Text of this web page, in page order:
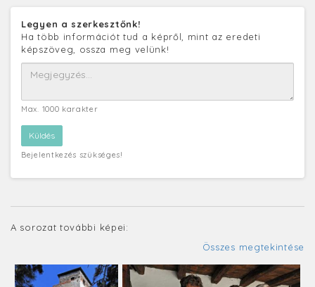
Legyen a szerkesztőnk!
Ha több információt tud a képről, mint az eredeti
képszöveg, ossza meg velünk!
Max. 1000 karakter
Bejelentkezés szükséges!
A sorozat további képei:
Összes megtekintése